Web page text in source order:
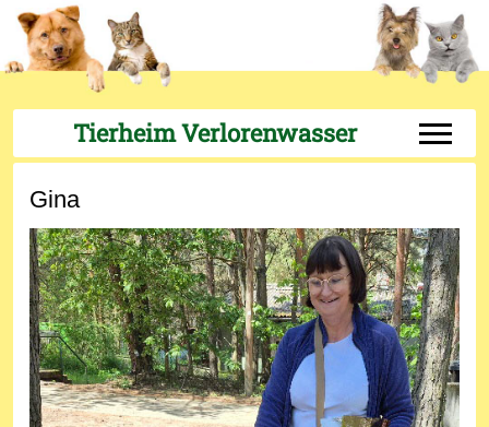
Tierheim Verlorenwasser Off-
Gina